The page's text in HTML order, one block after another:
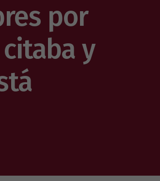
por
y